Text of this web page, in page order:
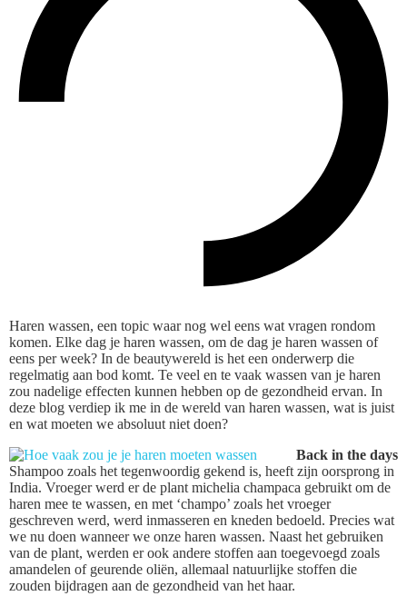
Haren wassen, een topic waar nog wel eens wat vragen rondom
komen. Elke dag je haren wassen, om de dag je haren wassen of
eens per week? In de beautywereld is het een onderwerp die
regelmatig aan bod komt. Te veel en te vaak wassen van je haren
zou nadelige effecten kunnen hebben op de gezondheid ervan. In
deze blog verdiep ik me in de wereld van haren wassen, wat is juist
en wat moeten we absoluut niet doen?
Back in the days
Shampoo zoals het tegenwoordig gekend is, heeft zijn oorsprong in
India. Vroeger werd er de plant michelia champaca gebruikt om de
haren mee te wassen, en met ‘champo’ zoals het vroeger
geschreven werd, werd inmasseren en kneden bedoeld. Precies wat
we nu doen wanneer we onze haren wassen. Naast het gebruiken
van de plant, werden er ook andere stoffen aan toegevoegd zoals
amandelen of geurende oliën, allemaal natuurlijke stoffen die
zouden bijdragen aan de gezondheid van het haar.